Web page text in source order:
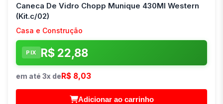
Caneca De Vidro Chopp Munique 430Ml Western
(Kit.c/02)
Casa e Construção
PIX R$ 22,88
em até 3x deR$ 8,03
Adicionar ao carrinho